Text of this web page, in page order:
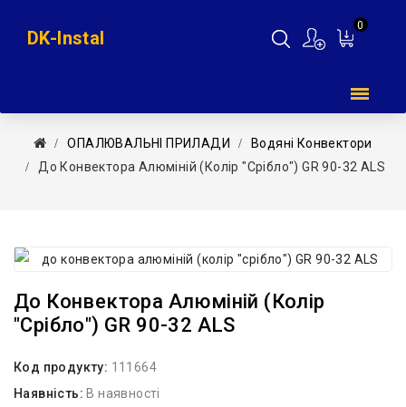
0
DK-Instal
ОПАЛЮВАЛЬНІ ПРИЛАДИ
Водяні Конвектори
До Конвектора Алюміній (колір ″срібло″) GR 90-32 ALS
До Конвектора Алюміній (колір
″срібло″) GR 90-32 ALS
Код продукту: 111664
Наявність: В наявності